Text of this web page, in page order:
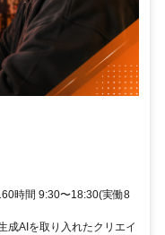
時間 9:30〜18:30(実働8
成AIを取り入れたクリエイ